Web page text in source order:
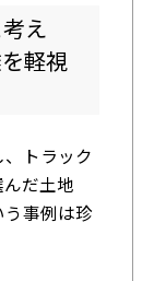
え
軽視
トラック
だ土地
事例は珍